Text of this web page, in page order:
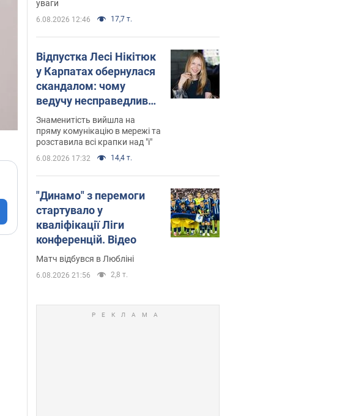
уваги
6.08.2026 12:46 17,7 т.
Відпустка Лесі Нікітюк
у Карпатах обернулася
скандалом: чому
ведучу несправедливо
захейтили
Знаменитість вийшла на
пряму комунікацію в мережі та
розставила всі крапки над "і"
6.08.2026 17:32 14,4 т.
"Динамо" з перемоги
стартувало у
кваліфікації Ліги
конференцій. Відео
Матч відбувся в Любліні
6.08.2026 21:56 2,8 т.